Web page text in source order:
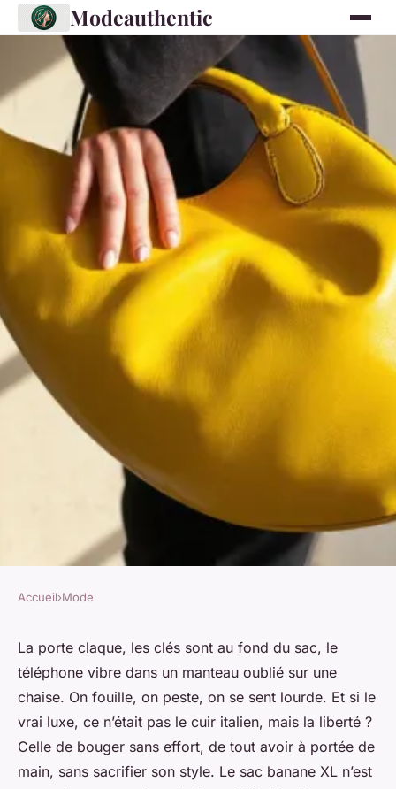
Modeauthentic
Les critères indispensables
pour choisir un sac banane XL
femme
Radegonda•03/07/2026 12:01• 11 min de lecture
Accueil›Mode
La porte claque, les clés sont au fond du sac, le
téléphone vibre dans un manteau oublié sur une
chaise. On fouille, on peste, on se sent lourde. Et si le
vrai luxe, ce n’était pas le cuir italien, mais la liberté ?
Celle de bouger sans effort, de tout avoir à portée de
main, sans sacrifier son style. Le sac banane XL n’est